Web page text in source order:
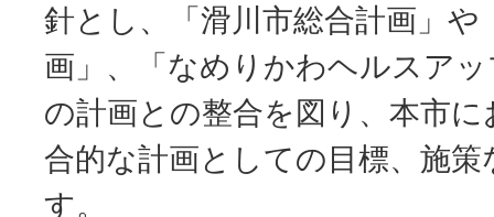
針とし、「滑川市総合計画」や
画」、「なめりかわヘルスア
の計画との整合を図り、本市
合的な計画としての目標、施
す。